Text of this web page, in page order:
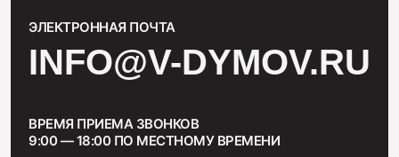
ЭЛЕКТРОННАЯ ПОЧТА
INFO@V-DYMOV.RU
ВРЕМЯ ПРИЕМА ЗВОНКОВ
9:00 — 18:00 ПО МЕСТНОМУ ВРЕМЕНИ